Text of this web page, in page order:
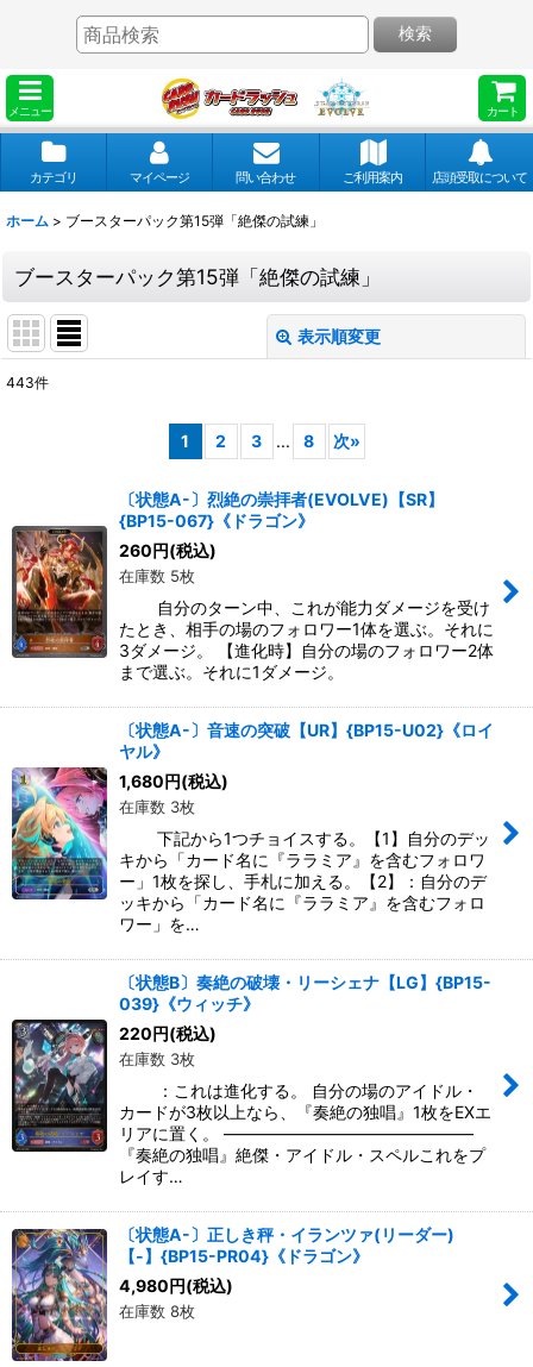
メニュー カート
検索
カテゴリ マイページ 問い合わせ ご利用案内 店頭受取について
ホーム > ブースターパック第15弾「絶傑の試練」
ブースターパック第15弾「絶傑の試練」
表示順変更
絞り込む
443件
1 2 3 ... 8 次»
〔状態A-〕烈絶の崇拝者(EVOLVE)【SR】
{BP15-067}《ドラゴン》
260円(税込)
在庫数 5枚
自分のターン中、これが能力ダメージを受け
たとき、相手の場のフォロワー1体を選ぶ。それに
3ダメージ。 【進化時】自分の場のフォロワー2体
まで選ぶ。それに1ダメージ。
〔状態A-〕音速の突破【UR】{BP15-U02}《ロイ
ヤル》
1,680円(税込)
在庫数 3枚
下記から1つチョイスする。【1】自分のデッ
キから「カード名に『ララミア』を含むフォロワ
ー」1枚を探し、手札に加える。【2】：自分のデ
ッキから「カード名に『ララミア』を含むフォロ
ワー」を…
〔状態B〕奏絶の破壊・リーシェナ【LG】{BP15-
039}《ウィッチ》
220円(税込)
在庫数 3枚
：これは進化する。 自分の場のアイドル・
カードが3枚以上なら、『奏絶の独唱』1枚をEXエ
リアに置く。 ―――――――――――――――
『奏絶の独唱』絶傑・アイドル・スペルこれをプ
レイす…
〔状態A-〕正しき秤・イランツァ(リーダー)
【-】{BP15-PR04}《ドラゴン》
4,980円(税込)
在庫数 8枚